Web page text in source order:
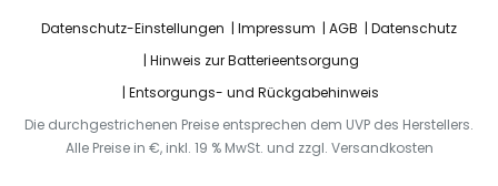
Datenschutz-Einstellungen Impressum AGB
Datenschutz
Hinweis zur Batterieentsorgung
Entsorgungs- und Rückgabehinweis
Die durchgestrichenen Preise entsprechen dem UVP des Herstellers.
Alle Preise in €, inkl. 19 % MwSt. und zzgl. Versandkosten